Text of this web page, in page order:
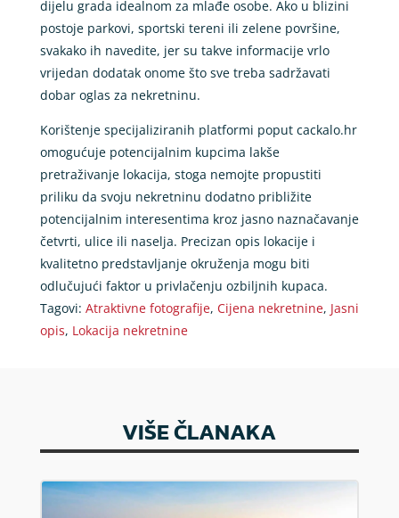
dijelu grada idealnom za mlađe osobe. Ako u blizini
postoje parkovi, sportski tereni ili zelene površine,
svakako ih navedite, jer su takve informacije vrlo
vrijedan dodatak onome što sve treba sadržavati
dobar oglas za nekretninu.
Korištenje specijaliziranih platformi poput cackalo.hr
omogućuje potencijalnim kupcima lakše
pretraživanje lokacija, stoga nemojte propustiti
priliku da svoju nekretninu dodatno približite
potencijalnim interesentima kroz jasno naznačavanje
četvrti, ulice ili naselja. Precizan opis lokacije i
kvalitetno predstavljanje okruženja mogu biti
odlučujući faktor u privlačenju ozbiljnih kupaca.
Tagovi: Atraktivne fotografije, Cijena nekretnine, Jasni
opis, Lokacija nekretnine
VIŠE ČLANAKA